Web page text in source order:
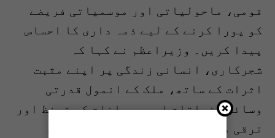
قومی، ماحولیاتی اور موسمیاتی فریضے
کو پورا کرنے کے لیے ذمہ داری کا احساس
پیدا کریں۔ وزیراعظم نے کہا کہ
شجرکاری، انسانی زندگی پر اپنے مثبت
اثرات کے ساتھ، ملک کے انمول قدرتی
وسائل، نباتات اور حیوانات کے تحفظ اور
ترقی میں کلیدی کردار ادا کرتی ہے۔